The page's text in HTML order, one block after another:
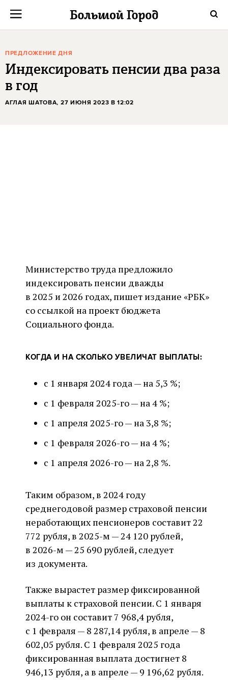
ПРЕДЛОЖЕНИЕ ДНЯ
Индексировать пенсии два раза
в год
АГЛАЯ ШАТОВА, 27 ИЮНЯ 2023 В 12:02
Министерство труда предложило
индексировать пенсии дважды
в 2025 и 2026 годах, пишет издание «РБК»
со ссылкой на проект бюджета
Социального фонда.
КОГДА И НА СКОЛЬКО УВЕЛИЧАТ ВЫПЛАТЫ:
с 1 января 2024 года — на 5,3 %;
с 1 февраля 2025-го — на 4 %;
с 1 апреля 2025-го — на 3,8 %;
с 1 февраля 2026-го — на 4 %;
с 1 апреля 2026-го — на 2,8 %.
Таким образом, в 2024 году
среднегодовой размер страховой пенсии
неработающих пенсионеров составит 22
772 рубля, в 2025-м — 24 120 рублей,
в 2026-м — 25 690 рублей, следует
из документа.
Также вырастет размер фиксированной
выплаты к страховой пенсии. С 1 января
2024-го он составит 7 968,4 рубля,
с 1 февраля — 8 287,14 рубля, в апреле — 8
602,05 рубля. С 1 февраля 2025 года
фиксированная выплата достигнет 8
946,13 рубля, а в апреле — 9 196,62 рубля.